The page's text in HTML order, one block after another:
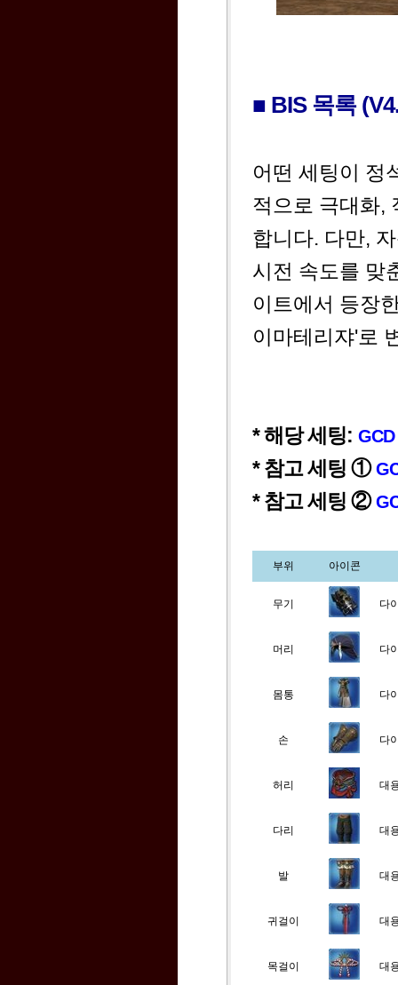
■ BIS 목록
어떤 세팅이 정
적으로 극대화,
합니다. 다만,
시전 속도를 맞
이트에서 등장
이마테리쟈'로
* 해당 세팅:
* 참고 세팅 ①
* 참고 세팅 ②
부위 아이콘
무기 다
머리 다
몸통 다
손 다
허리 대
다리 대
발 대
귀걸이 대
목걸이 대